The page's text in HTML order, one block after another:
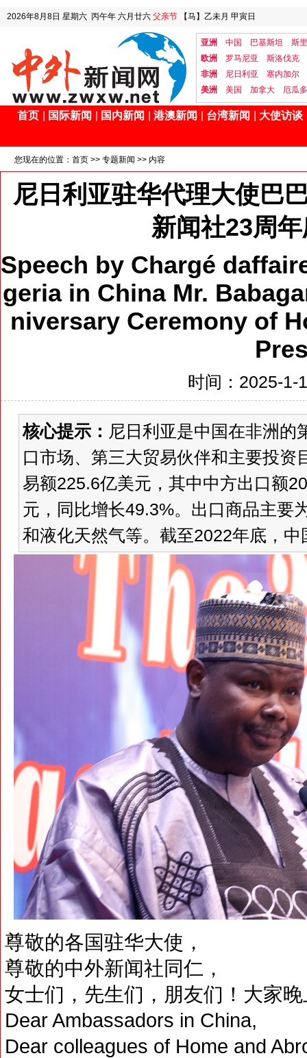
2026年8月8日 星期六 丙午年 六月廿六 父亲节 【马】乙未月 甲寅日
亚洲 中国 巴基斯坦
斯
欧洲
罗马尼亚
斯洛伐克
非洲
尼日利亚
塞内加尔
美洲
美国 加拿大 厄瓜
首页 国际新闻 国内新闻 港澳新闻 台湾新闻 大使访谈
您现在的位置： 首页 >> 专题新闻 >> 内容
尼日利亚驻华代理大使巴
新闻社23周
Speech by Chargé
geria in China Mr.
niversary Ceremony of
时间：2025-1-
核心提示： 尼日利亚是中国在非洲的
口市场、第三大贸易伙伴和主要投资
易额225.6亿美元，其中中方出口额
元，同比增长49.3%。出口商品主要
和液化天然气等。截至2022年底，中
尊敬的各国驻华大使，
尊敬的中外新闻社同仁，
女士们，先生们，朋友们！大家
Dear Ambassadors in China,
Dear colleagues of Home and